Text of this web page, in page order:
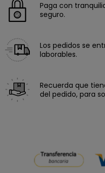
Paga con
seguro.
Los pedidos se
laborables.
Recuerda que
del pedido, para